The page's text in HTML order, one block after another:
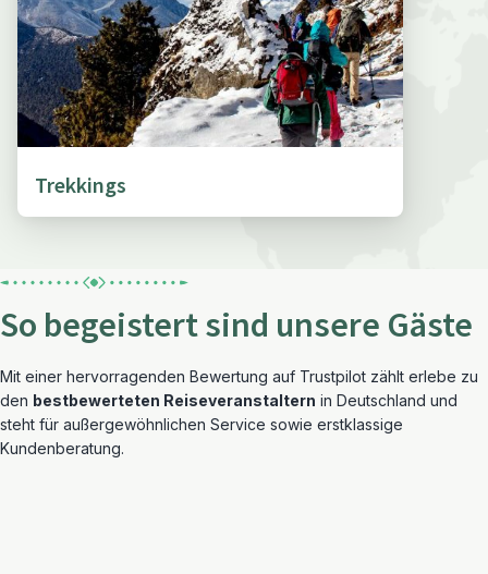
Trekkings
So begeistert sind unsere Gäste
Mit einer hervorragenden Bewertung auf Trustpilot zählt erlebe zu
den bestbewerteten Reiseveranstaltern in Deutschland und
steht für außergewöhnlichen Service sowie erstklassige
Kundenberatung.